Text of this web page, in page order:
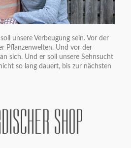
unsere Verbeugung sein. Vor der
Pflanzenwelten. Und vor der
sich. Und er soll unsere Sehnsucht
so lang dauert, bis zur nächsten